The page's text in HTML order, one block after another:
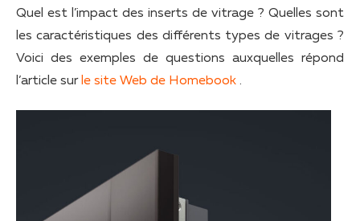
Quel est l’impact des inserts de vitrage ? Quelles sont
les caractéristiques des différents types de vitrages ?
Voici des exemples de questions auxquelles répond
l’article sur le site Web de Homebook .